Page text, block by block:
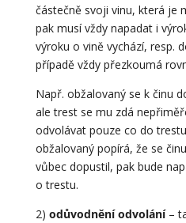
částečně svoji vinu, která je
pak musí vždy napadat i
výroku o vině vychází, resp.
případě vždy přezkoumá
Např. obžalovaný se k činu
ale trest se mu zdá
odvolávat pouze co do
obžalovaný popírá, že se
vůbec dopustil, pak bude
o trestu.
2) odůvodnění odvolání–